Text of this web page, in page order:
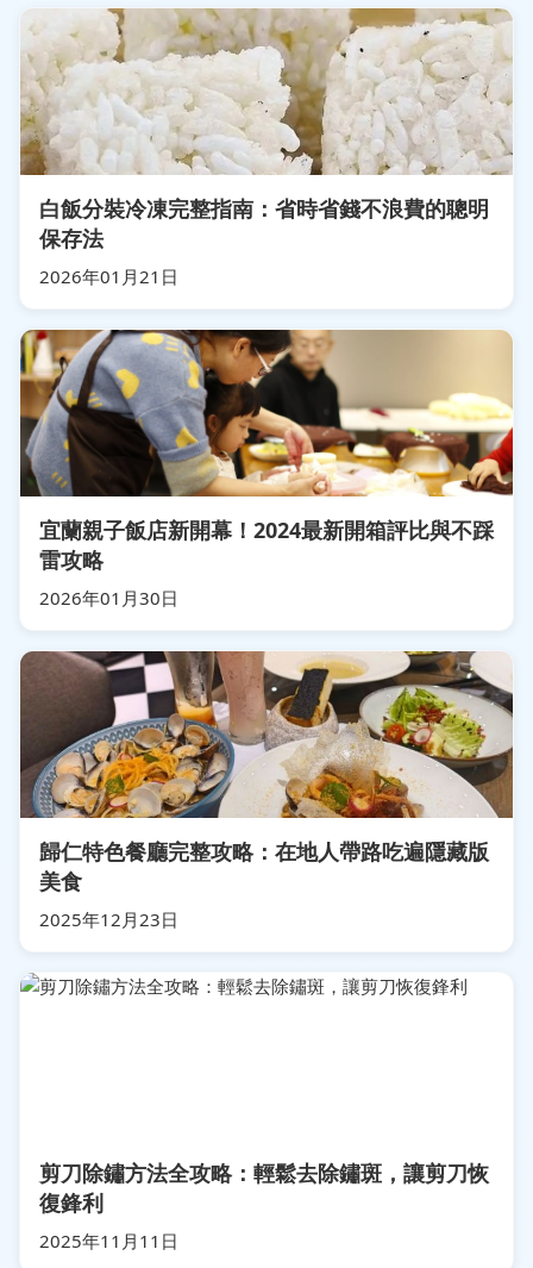
白飯分裝冷凍完整指南：省時省錢不浪費的聰明
保存法
2026年01月21日
宜蘭親子飯店新開幕！2024最新開箱評比與不踩
雷攻略
2026年01月30日
歸仁特色餐廳完整攻略：在地人帶路吃遍隱藏版
美食
2025年12月23日
剪刀除鏽方法全攻略：輕鬆去除鏽斑，讓剪刀恢
復鋒利
2025年11月11日